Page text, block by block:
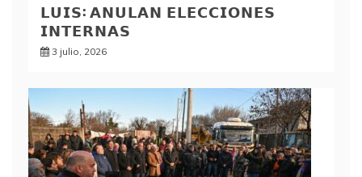
𝗟𝗨𝗜𝗦: 𝗔𝗡𝗨𝗟𝗔𝗡 𝗘𝗟𝗘𝗖𝗖𝗜𝗢𝗡𝗘𝗦
𝗜𝗡𝗧𝗘𝗥𝗡𝗔𝗦
3 julio, 2026